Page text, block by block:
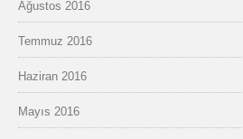
Ağustos 2016
Temmuz 2016
Haziran 2016
Mayıs 2016